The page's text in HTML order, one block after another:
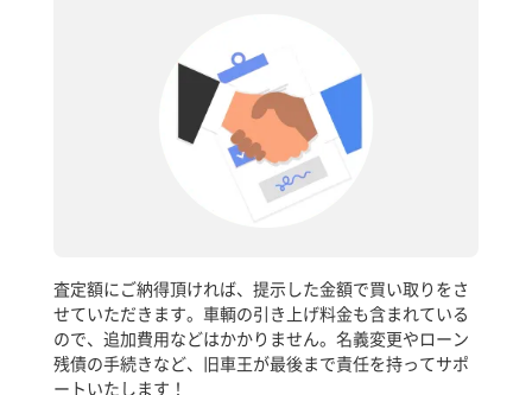
査定額にご納得頂ければ、提示した金額で買い取りをさ
せていただきます。車輌の引き上げ料金も含まれている
ので、追加費用などはかかりません。名義変更やローン
残債の手続きなど、旧車王が最後まで責任を持ってサポ
ートいたします！